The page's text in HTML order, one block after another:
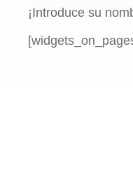
¡Introduce su